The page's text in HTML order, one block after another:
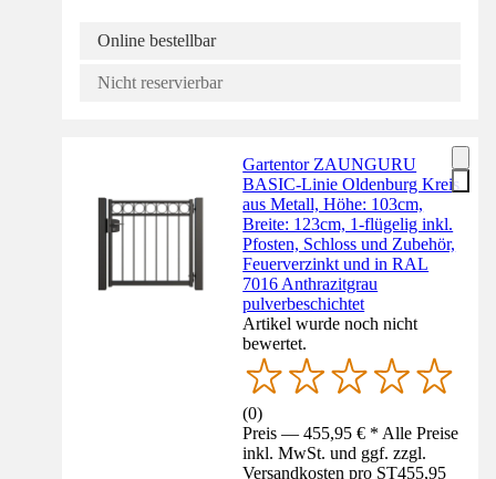
Online bestellbar
Nicht reservierbar
Gartentor ZAUNGURU
BASIC-Linie Oldenburg Kreis
aus Metall, Höhe: 103cm,
Breite: 123cm, 1-flügelig inkl.
Pfosten, Schloss und Zubehör,
Feuerverzinkt und in RAL
7016 Anthrazitgrau
pulverbeschichtet
Artikel wurde noch nicht
bewertet.
(0)
Preis — 455,95 € * Alle Preise
inkl. MwSt. und ggf. zzgl.
Versandkosten pro ST455,95